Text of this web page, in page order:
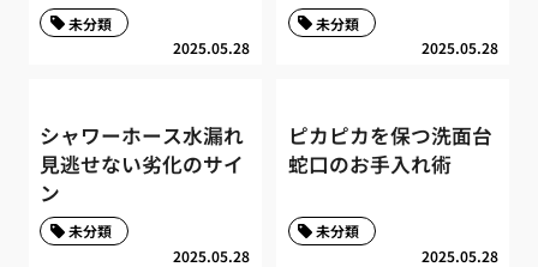
2025.05.28
未分類
2025.05.28
未分類
シャワーホース水漏れ
見逃せない劣化のサイ
ン
2025.05.28
未分類
ピカピカを保つ洗面台
蛇口のお手入れ術
2025.05.28
未分類